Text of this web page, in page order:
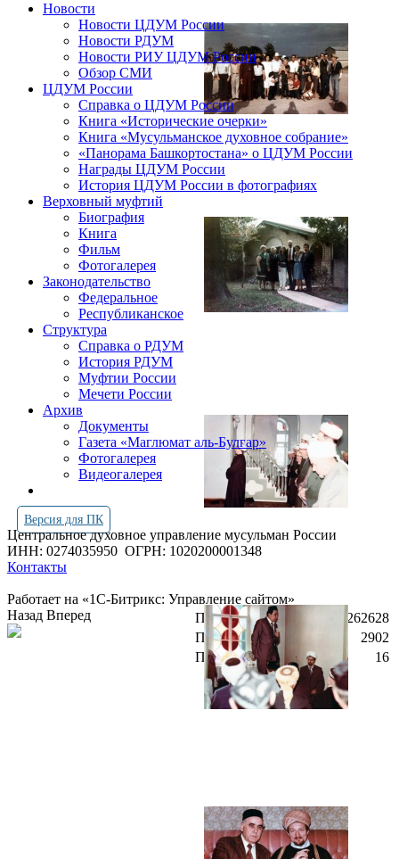
Новости
Новости ЦДУМ России
Новости РДУМ
Новости РИУ ЦДУМ России
Обзор СМИ
ЦДУМ России
Справка о ЦДУМ России
Книга «Исторические очерки»
Книга «Мусульманское духовное собрание»
«Панорама Башкортостана» о ЦДУМ России
Награды ЦДУМ России
История ЦДУМ России в фотографиях
Верховный муфтий
Биография
Книга
Фильм
Фотогалерея
Законодательство
Федеральное
Республиканское
Структура
Справка о РДУМ
История РДУМ
Муфтии России
Мечети России
Архив
Документы
Газета «Маглюмат аль-Булгар»
Фотогалерея
Видеогалерея
Версия для ПК
Центральное духовное управление мусульман России
ИНН: 0274035950 ОГРН: 1020200001348
Контакты
Работает на «1С-Битрикс: Управление сайтом»
Просмотров всего:
4262628
Посетителей сегодня:
2902
Посетителей в онлайн:
16
Назад Вперед